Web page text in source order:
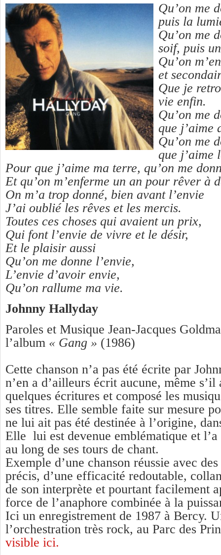
Qu’on me
puis la
Qu’on me
soif, puis
Qu’on
et
Que je
vie enfin.
Qu’on me
que j’aime
Qu’on me
que j’aime
Pour que j’aime ma terre, qu’on me
Et qu’on m’enferme un an pour rêver à
On m’a trop donné, bien avant l’envie
J’ai oublié les rêves et les mercis.
Toutes ces choses qui avaient un prix,
Qui font l’envie de vivre et le désir,
Et le plaisir aussi
Qu’on me donne l’envie,
L’envie d’avoir envie,
Qu’on rallume ma vie.
Johnny Hallyday
Paroles et Musique Jean-Jacques
l’album « Gang » (1986)
Cette chanson n’a pas été écrite par
n’en a d’ailleurs écrit aucune, même
quelques écritures et composé les
ses titres. Elle semble faite sur mesure
ne lui ait pas été destinée à l’origine,
Elle lui est devenue emblématique et l’a
au long de ses tours de chant.
Exemple d’une chanson réussie avec
précis, d’une efficacité redoutable,
de son interprète et pourtant facilement
force de l’anaphore combinée à la
Ici un enregistrement de 1987 à Bercy.
l’orchestration très rock, au Parc des
visible ici.